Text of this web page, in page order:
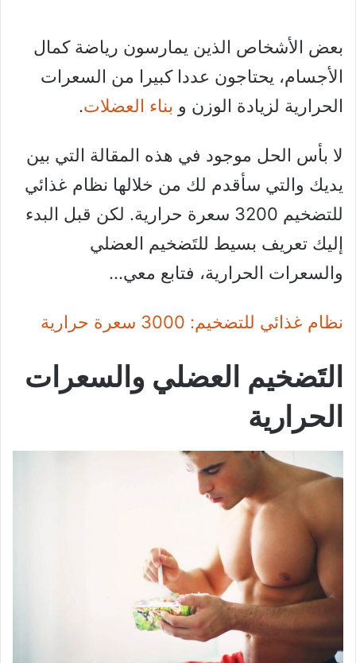
بعض الأشخاص الذين يمارسون رياضة كمال
الأجسام، يحتاجون عددا كبيرا من السعرات
الحرارية لزيادة الوزن و بناء العضلات.
لا بأس الحل موجود في هذه المقالة التي بين
يديك والتي سأقدم لك من خلالها نظام غذائي
للتضخيم 3200 سعرة حرارية. لكن قبل البدء
إليك تعريف بسيط للتَضخيم العضلي
والسعرات الحرارية، فتابع معي…
نظام غذائي للتضخيم: 3000 سعرة حرارية
التَضخيم العضلي والسعرات
الحرارية